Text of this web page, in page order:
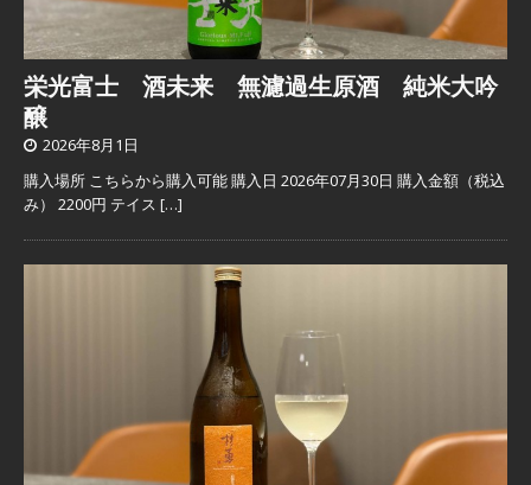
栄光富士 酒未来 無濾過生原酒 純米大吟
醸
2026年8月1日
購入場所 こちらから購入可能 購入日 2026年07月30日 購入金額（税込
み） 2200円 テイス […]